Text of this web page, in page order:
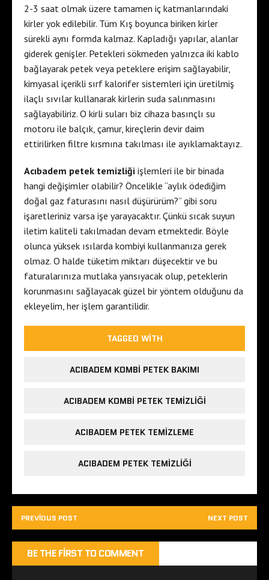
2-3 saat olmak üzere tamamen iç katmanlarındaki
kirler yok edilebilir. Tüm Kış boyunca biriken kirler
sürekli aynı formda kalmaz. Kapladığı yapılar, alanlar
giderek genişler. Petekleri sökmeden yalnızca iki kablo
bağlayarak petek veya peteklere erişim sağlayabilir,
kimyasal içerikli sırf kalorifer sistemleri için üretilmiş
ilaçlı sıvılar kullanarak kirlerin suda salınmasını
sağlayabiliriz. O kirli suları biz cihaza basınçlı su
motoru ile balçık, çamur, kireçlerin devir daim
ettirilirken filtre kısmına takılması ile ayıklamaktayız.
Acıbadem petek temizliği işlemleri ile bir binada
hangi değişimler olabilir? Öncelikle “aylık ödediğim
doğal gaz faturasını nasıl düşürürüm?” gibi soru
işaretleriniz varsa işe yarayacaktır. Çünkü sıcak suyun
iletim kaliteli takılmadan devam etmektedir. Böyle
olunca yüksek ısılarda kombiyi kullanmanıza gerek
olmaz. O halde tüketim miktarı düşecektir ve bu
faturalarınıza mutlaka yansıyacak olup, peteklerin
korunmasını sağlayacak güzel bir yöntem olduğunu da
ekleyelim, her işlem garantilidir.
TAGGED WITH
ACIBADEM KOMBI PETEK BAKIMI
ACIBADEM KOMBI PETEK TEMIZLIĞI
ACIBADEM PETEK TEMIZLEME
ACIBADEM PETEK TEMIZLIĞI
PREVIOUS POST NEXT POST
BE THE FIRST TO COMMENT